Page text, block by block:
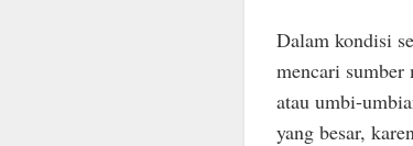
Dalam kondisi
mencari sumber
atau umbi-
yang besar,